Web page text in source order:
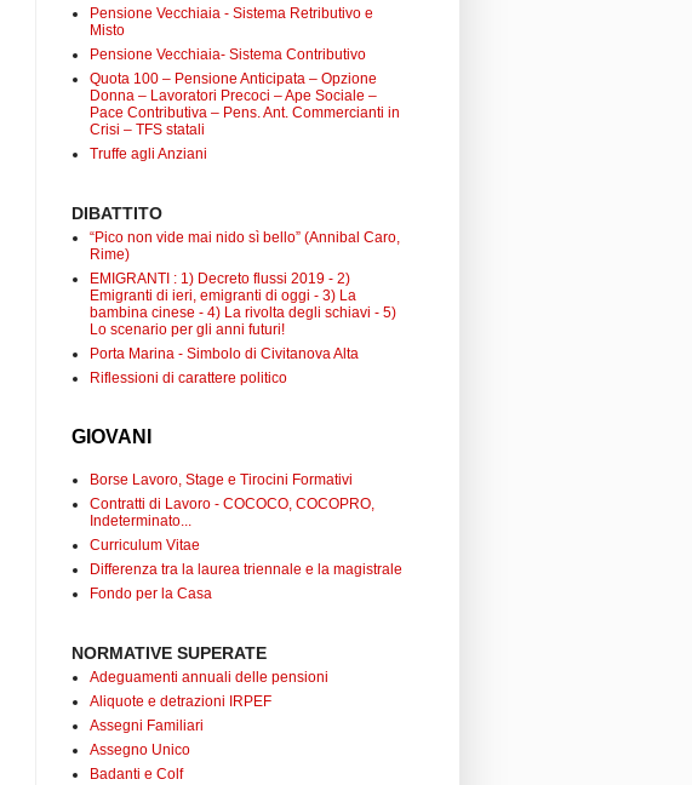
Pensione Vecchiaia - Sistema Retributivo e
Misto
Pensione Vecchiaia- Sistema Contributivo
Quota 100 – Pensione Anticipata – Opzione
Donna – Lavoratori Precoci – Ape Sociale –
Pace Contributiva – Pens. Ant. Commercianti in
Crisi – TFS statali
Truffe agli Anziani
DIBATTITO
“Pico non vide mai nido sì bello” (Annibal Caro,
Rime)
EMIGRANTI : 1) Decreto flussi 2019 - 2)
Emigranti di ieri, emigranti di oggi - 3) La
bambina cinese - 4) La rivolta degli schiavi - 5)
Lo scenario per gli anni futuri!
Porta Marina - Simbolo di Civitanova Alta
Riflessioni di carattere politico
GIOVANI
Borse Lavoro, Stage e Tirocini Formativi
Contratti di Lavoro - COCOCO, COCOPRO,
Indeterminato...
Curriculum Vitae
Differenza tra la laurea triennale e la magistrale
Fondo per la Casa
NORMATIVE SUPERATE
Adeguamenti annuali delle pensioni
Aliquote e detrazioni IRPEF
Assegni Familiari
Assegno Unico
Badanti e Colf